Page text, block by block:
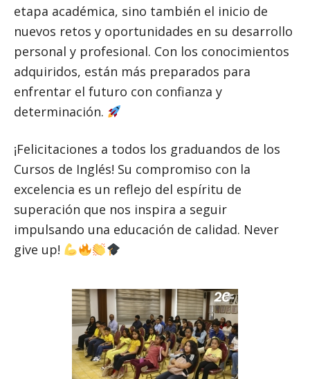
etapa académica, sino también el inicio de
nuevos retos y oportunidades en su desarrollo
personal y profesional. Con los conocimientos
adquiridos, están más preparados para
enfrentar el futuro con confianza y
determinación.
¡Felicitaciones a todos los graduandos de los
Cursos de Inglés! Su compromiso con la
excelencia es un reflejo del espíritu de
superación que nos inspira a seguir
impulsando una educación de calidad. Never
give up!